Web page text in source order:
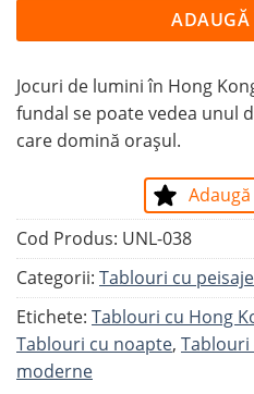
ADAUGĂ
Jocuri de lumini în Hong
fundal se poate vedea unul
care domină orașul.
Cod Produs: UNL-038
Categorii: Tablouri cu
Etichete: Tablouri cu Hong
Tablouri cu noapte, Tablouri
moderne